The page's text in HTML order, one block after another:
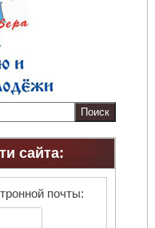
сайта:
почты: